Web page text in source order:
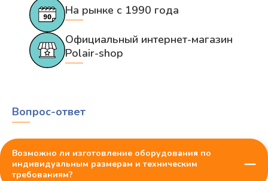
На рынке с 1990 года
Официальный интернет-магазин
Polair-shop
Вопрос-ответ
Возможно ли изготовление оборудования по
индивидуальным размерам и техническим
требованиям?